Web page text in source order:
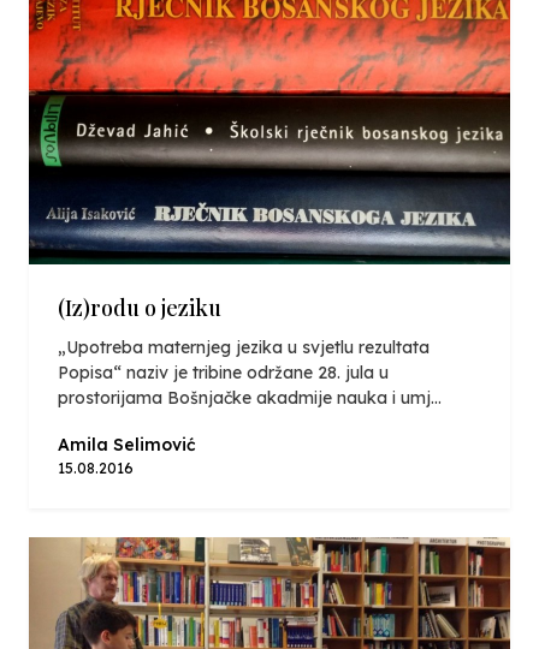
(Iz)rodu o jeziku
„Upotreba maternjeg jezika u svjetlu rezultata
Popisa“ naziv je tribine održane 28. jula u
prostorijama Bošnjačke akadmije nauka i umj...
Amila Selimović
15.08.2016